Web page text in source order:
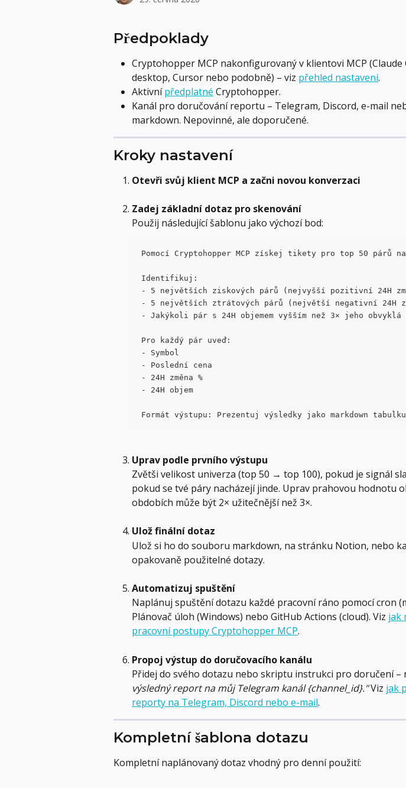
Předpoklady
Cryptohopper MCP nakonfigurovaný v klientovi MCP (Claude
desktop, Cursor nebo podobně) – viz přehled nastavení.
Aktivní předplatné Cryptohopper.
Kanál pro doručování reportu – Telegram, Discord, e-mail
markdown. Nepovinné, ale doporučené.
Kroky nastavení
Otevři svůj klient MCP a začni novou konverzaci
Zadej základní dotaz pro skenování
Použij následující šablonu jako výchozí bod:
Pomocí Cryptohopper MCP získej tikety pro top 50 párů na
Identifikuj:
- 5 největších ziskových párů (nejvyšší pozitivní 24H
- 5 největších ztrátových párů (největší negativní 24H
- Jakýkoli pár s 24H objemem vyšším než 3× jeho obvyklá
Pro každý pár uveď:
- Symbol
- Poslední cena
- 24H změna %
- 24H objem
Formát výstupu: Prezentuj výsledky jako markdown
Uprav podle prvního výstupu
Zvětši velikost univerza (top 50 → top 100), pokud je signál
pokud se tvé páry nacházejí jinde. Uprav prahovou hodnotu
obdobích může být 2× užitečnější než 3×.
Ulož finální dotaz
Ulož si ho do souboru markdown, na stránku Notion, nebo
opakovaně použitelné dotazy.
Automatizuj spuštění
Naplánuj spuštění dotazu každé pracovní ráno pomocí cron
Plánovač úloh (Windows) nebo GitHub Actions (cloud). Viz jak
pracovní postupy Cryptohopper MCP.
Propoj výstup do doručovacího kanálu
Přidej do svého dotazu nebo skriptu instrukci pro doručení –
výsledný report na můj Telegram kanál {channel_id}." Viz jak
reporty na Telegram, Discord nebo e-mail.
Kompletní šablona dotazu
Kompletní naplánovaný dotaz vhodný pro denní použití: